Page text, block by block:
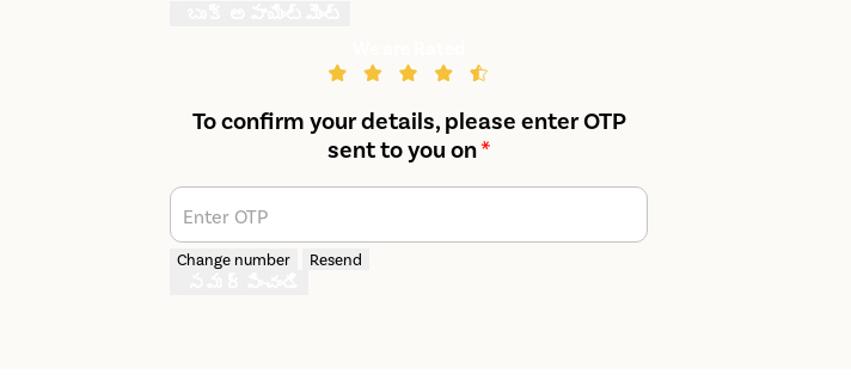
To confirm your details, please enter OTP
sent to you on*
Enter OTP
Change number Resend